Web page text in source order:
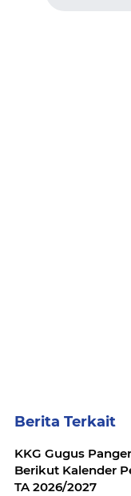
Berita Terkait
KKG Gugus
Berikut Kalender
TA 2026/2027